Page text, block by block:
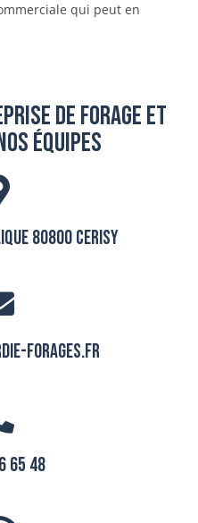
qui peut en
de forage et
équipes
80800 Cerisy
forages.fr
65 48